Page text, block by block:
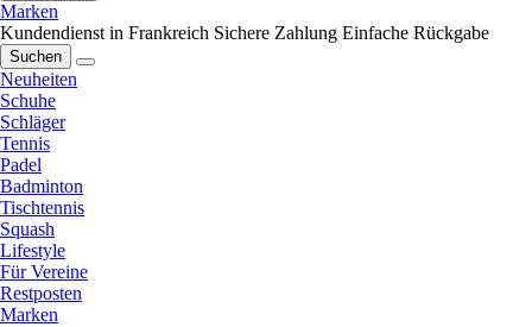
Marken
Kundendienst in Frankreich Sichere Zahlung Einfache Rückgabe
Suchen
Neuheiten
Schuhe
Schläger
Tennis
Padel
Badminton
Tischtennis
Squash
Lifestyle
Für Vereine
Restposten
Marken